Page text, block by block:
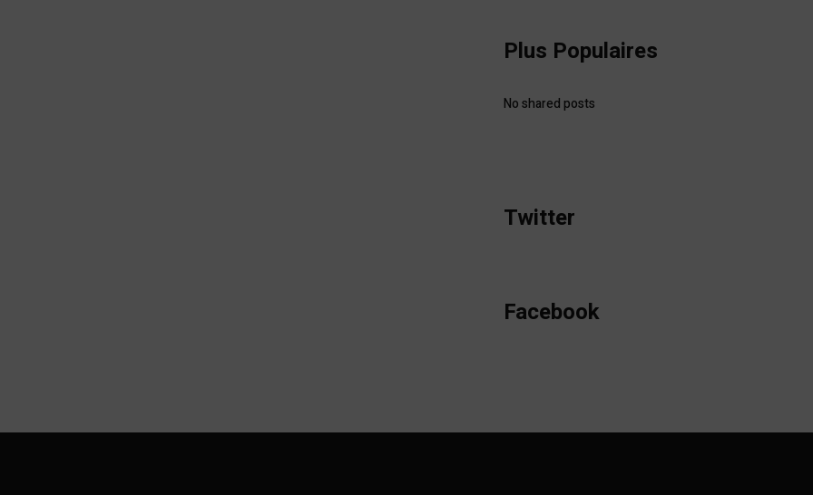
Plus Populaires
No shared posts
Twitter
Facebook